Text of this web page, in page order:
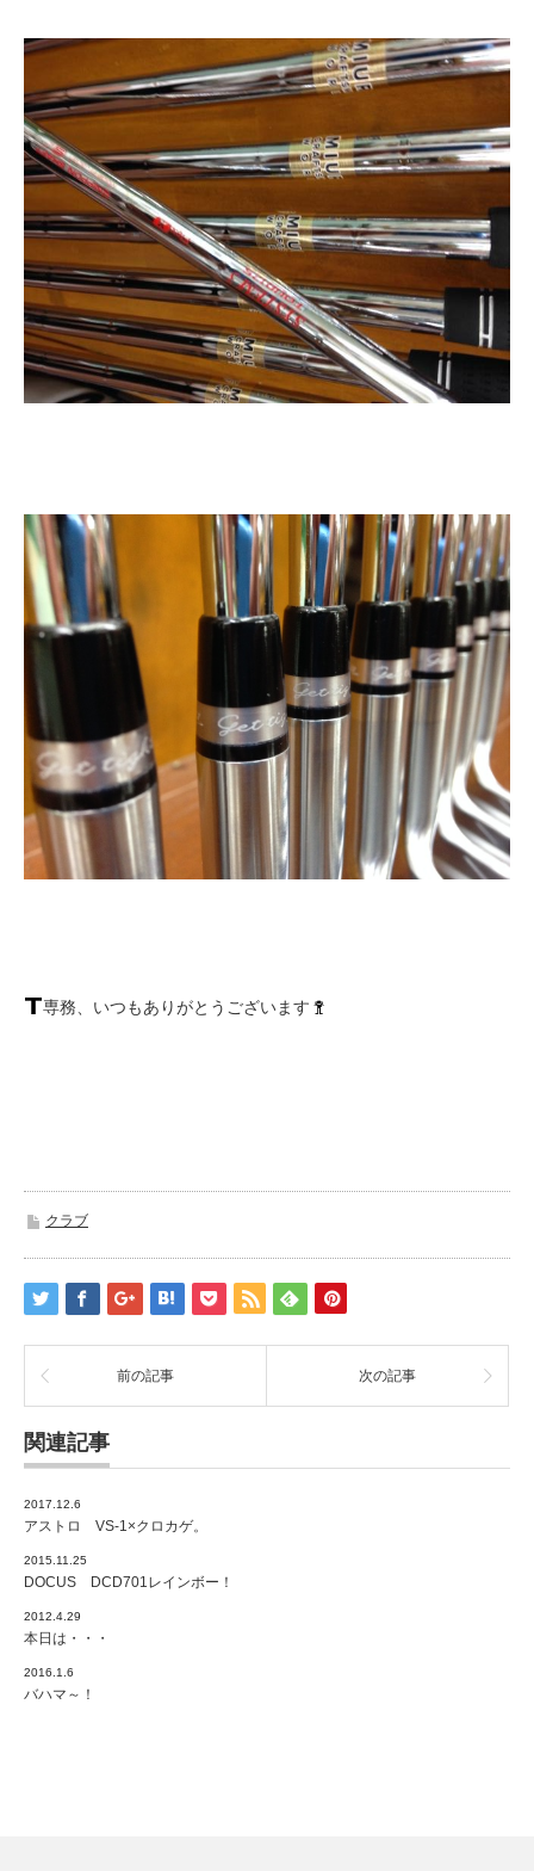
専務、いつもありがとうございます
クラブ
前の記事 次の記事
関連記事
2017.12.6
アストロ VS-1×クロカゲ。
2015.11.25
DOCUS DCD701レインボー！
2012.4.29
本日は・・・
2016.1.6
バハマ～！